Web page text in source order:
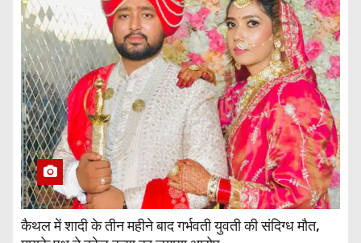
कैथल में शादी के तीन महीने बाद गर्भवती युवती की संदिग्ध मौत,